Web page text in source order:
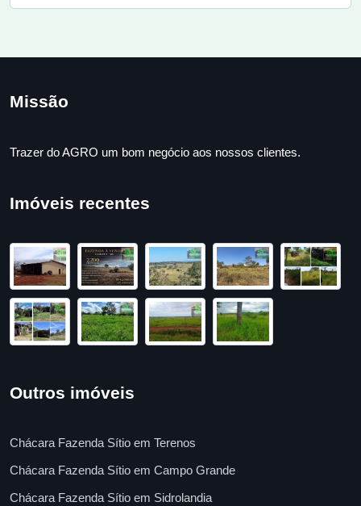
Missão
Trazer do AGRO um bom negócio aos nossos clientes.
Imóveis recentes
Outros imóveis
Chácara Fazenda Sítio em Terenos
Chácara Fazenda Sítio em Campo Grande
Chácara Fazenda Sítio em Sidrolandia